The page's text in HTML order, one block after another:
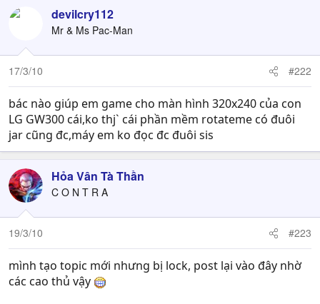
devilcry112
Mr & Ms Pac-Man
17/3/10 #222
bác nào giúp em game cho màn hình 320x240 của con
LG GW300 cái,ko thj` cái phần mềm rotateme có đuôi
jar cũng đc,máy em ko đọc đc đuôi sis
Hỏa Vân Tà Thần
C O N T R A
19/3/10 #223
mình tạo topic mới nhưng bị lock, post lại vào đây nhờ
các cao thủ vậy